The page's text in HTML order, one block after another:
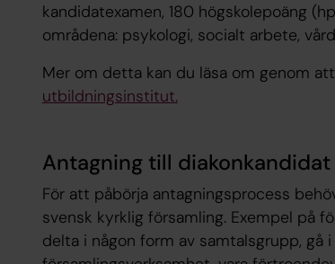
kandidatexamen, 180 högskolepoäng
områdena: psykologi, socialt arbete,
Mer om detta kan du läsa om genom
utbildningsinstitut.
Antagning till
För att påbörja antagningsprocess
svensk kyrklig församling. Exempel på
delta i någon form av samtalsgrupp, gå